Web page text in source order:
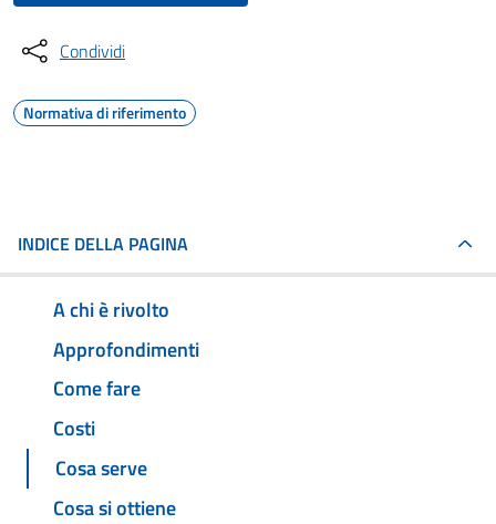
Condividi
Normativa di riferimento
INDICE DELLA PAGINA
A chi è rivolto
Approfondimenti
Come fare
Costi
Cosa serve
Cosa si ottiene